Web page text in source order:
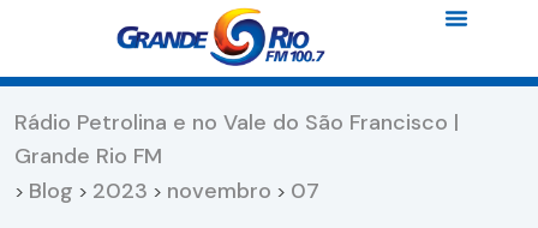
Rádio Petrolina e no Vale do São Francisco |
Grande Rio FM
> Blog > 2023 > novembro > 07